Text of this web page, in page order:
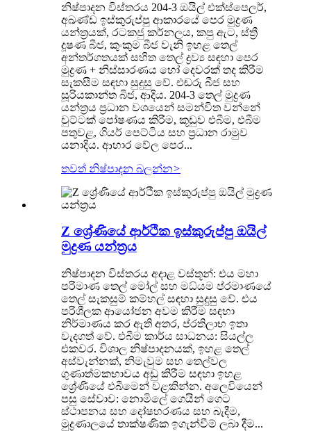
නිෂ්පාදන විස්තරය 204-3 ඔයිල් එක්ස්පෙලර්,
අඛණ්ඩ ඉස්කුරුප්පු ආකාරයේ පෙර මුද්‍රණ
යන්ත්‍රයක්, රටකජු කර්නලය, කපු ඇට, ස්ත්‍රී
දූෂණ බීජ, කුංකුම බීජ වැනි ඉහළ තෙල්
අන්තර්ගතයක් සහිත තෙල් ද්‍රව්‍ය සඳහා පෙර
මුද්‍රණ + නිස්සාරණය හෝ දෙවරක් තද කිරීම
සැකසීම සඳහා සුදුසු වේ. එඬරු බීජ සහ
සූරියකාන්ත බීජ, ආදිය. 204-3 තෙල් මුද්‍රණ
යන්ත්‍රය ප්‍රධාන වශයෙන් සමන්විත වන්නේ
චුට්ටක් පෝෂණය කිරීම, කූඩුව එබීම, එබීම
පතුවළ, ගියර් පෙට්ටිය සහ ප්‍රධාන රාමුව
යනාදිය. ආහාර වේල පෙර...
තවත් නිෂ්පාදන බලන්න>
Z ශ්‍රේණියේ ආර්ථික ඉස්කුරුප්පු ඔයිල්
මුද්‍රණ යන්ත්‍රය
නිෂ්පාදන විස්තරය අදාළ වස්තූන්: එය මහා
පරිමාණ තෙල් මෝල් සහ මධ්යම ප්රමාණයේ
තෙල් සැකසුම් කම්හල් සඳහා සුදුසු වේ. එය
පරිශීලක ආයෝජන අවම කිරීම සඳහා
නිර්මාණය කර ඇති අතර, ප්රතිලාභ ඉතා
වැදගත් වේ. එබීම කාර්ය සාධනය: සියල්ල
එකවර. විශාල නිෂ්පාදනයක්, ඉහළ තෙල්
අස්වැන්නක්, නිමැවුම සහ තෙල්වල
ගුණාත්මකභාවය අඩු කිරීම සඳහා ඉහළ
ශ්‍රේණියේ එබීමෙන් වළකින්න. අලෙවියෙන්
පසු සේවාව: නොමිලේ ගෙයින් ගෙට
ස්ථාපනය සහ දෝෂහරණය සහ බැදීම,
මුද්‍රණාලයේ තාක්ෂණික ඉගැන්වීම් ලබා දීම...